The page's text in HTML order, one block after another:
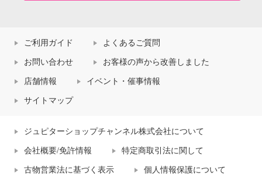
ご利用ガイド よくあるご質問
お問い合わせ お客様の声から改善しました
店舗情報 イベント・催事情報
サイトマップ
ジュピターショップチャンネル株式会社について
会社概要/免許情報 特定商取引法に関して
古物営業法に基づく表示 個人情報保護について